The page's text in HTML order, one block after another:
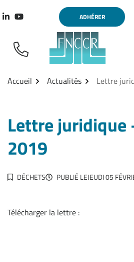
au
Lien vers le compte Linkedin
Lien vers la chaîne Youtube
ADHÉRER
Accueil Actualités Lettre
Lettre juridique
2019
DÉCHETS PUBLIÉ LEJEUDI 05
Télécharger la lettre :